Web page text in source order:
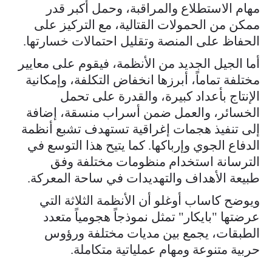
مهام الاستطلاع والمراقبة، وحمل أكبر قدر
ممكن من الحمولات القتالية، مع التركيز على
الحفاظ على المنصة وتقليل احتمالات خسارتها.
أما الجيل الجديد من الأنظمة، فيقوم على معايير
مختلفة تماماً، أبرزها انخفاض التكلفة، وإمكانية
الإنتاج بأعداد كبيرة، والقدرة على تحمل
الخسائر، والعمل ضمن أسراب منسقة، إضافة
إلى تنفيذ هجمات إغراقية تستهدف تشبع أنظمة
الدفاع الجوي وإرباكها. كما يتيح هذا التوسع في
الترسانة استخدام منظومات مختلفة وفق
طبيعة الأهداف والتهديدات في ساحة المعركة.
ويوضح كاساب أوغلو أن الأنظمة الثلاثة التي
عرضتها "بايكار" تمثل نموذجاً هجومياً متعدد
الطبقات، يجمع بين مديات مختلفة ورؤوس
حربية متنوعة ومهام عملياتية متكاملة.